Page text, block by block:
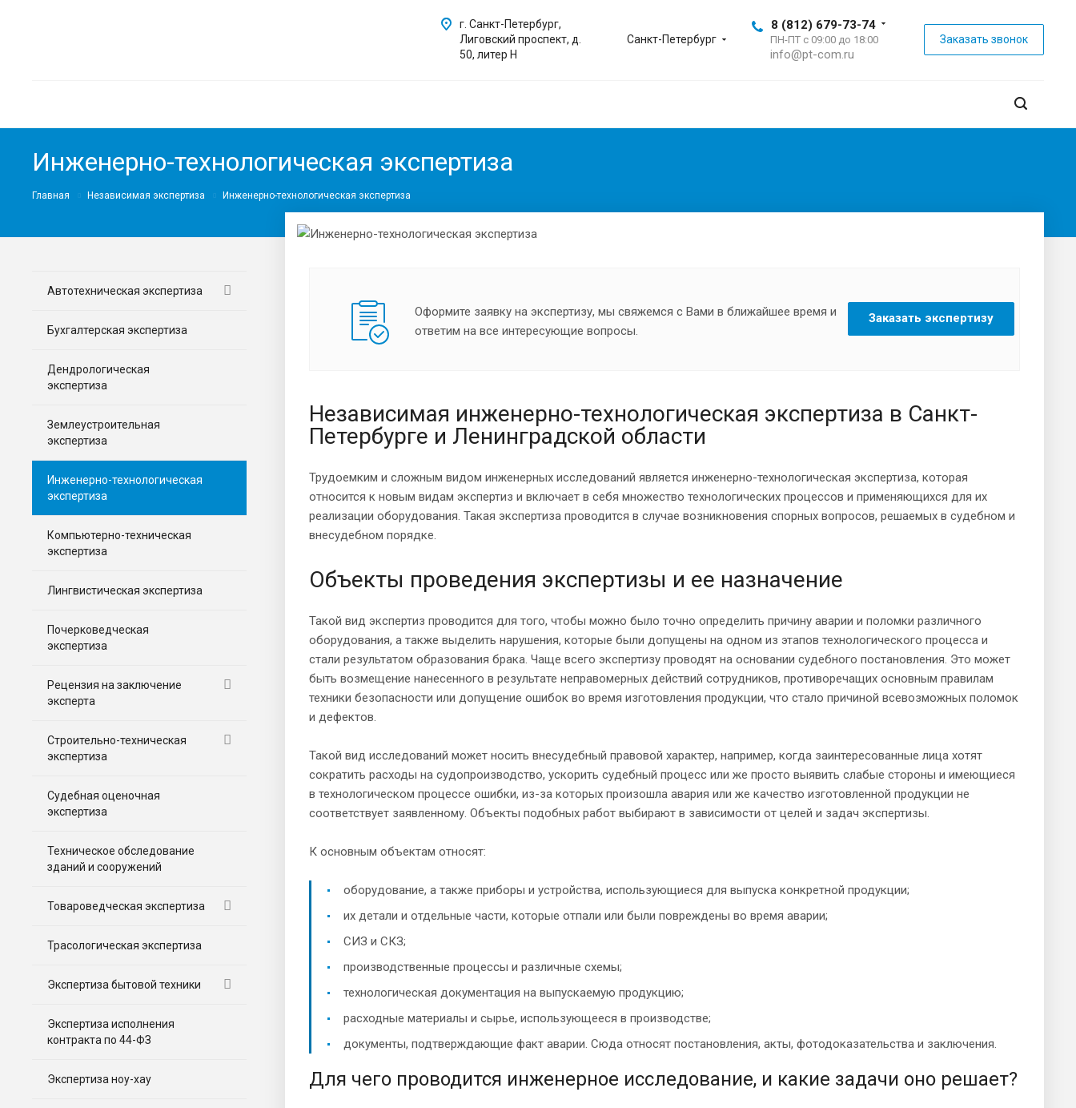
Санкт-Петербург
8 (812) 679-73-74
ПН-ПТ с 09:00 до 18:00
info@pt-com.ru
Заказать звонок
г. Санкт-Петербург,
Лиговский проспект, д.
50, литер Н
Инженерно-технологическая экспертиза
Главная Независимая экспертиза Инженерно-технологическая экспертиза
Оформите заявку на экспертизу, мы свяжемся с Вами в ближайшее время и
ответим на все интересующие вопросы.
Заказать экспертизу
Независимая инженерно-технологическая экспертиза в Санкт-
Петербурге и Ленинградской области
Трудоемким и сложным видом инженерных исследований является инженерно-технологическая экспертиза, которая
относится к новым видам экспертиз и включает в себя множество технологических процессов и применяющихся для их
реализации оборудования. Такая экспертиза проводится в случае возникновения спорных вопросов, решаемых в судебном и
внесудебном порядке.
Объекты проведения экспертизы и ее назначение
Такой вид экспертиз проводится для того, чтобы можно было точно определить причину аварии и поломки различного
оборудования, а также выделить нарушения, которые были допущены на одном из этапов технологического процесса и
стали результатом образования брака. Чаще всего экспертизу проводят на основании судебного постановления. Это может
быть возмещение нанесенного в результате неправомерных действий сотрудников, противоречащих основным правилам
техники безопасности или допущение ошибок во время изготовления продукции, что стало причиной всевозможных поломок
и дефектов.
Такой вид исследований может носить внесудебный правовой характер, например, когда заинтересованные лица хотят
сократить расходы на судопроизводство, ускорить судебный процесс или же просто выявить слабые стороны и имеющиеся
в технологическом процессе ошибки, из-за которых произошла авария или же качество изготовленной продукции не
соответствует заявленному. Объекты подобных работ выбирают в зависимости от целей и задач экспертизы.
К основным объектам относят:
оборудование, а также приборы и устройства, использующиеся для выпуска конкретной продукции;
их детали и отдельные части, которые отпали или были повреждены во время аварии;
СИЗ и СКЗ;
производственные процессы и различные схемы;
технологическая документация на выпускаемую продукцию;
расходные материалы и сырье, использующееся в производстве;
документы, подтверждающие факт аварии. Сюда относят постановления, акты, фотодоказательства и заключения.
Для чего проводится инженерное исследование, и какие задачи оно решает?
Автотехническая экспертиза
Бухгалтерская экспертиза
Дендрологическая
экспертиза
Землеустроительная
экспертиза
Инженерно-технологическая
экспертиза
Компьютерно-техническая
экспертиза
Лингвистическая экспертиза
Почерковедческая
экспертиза
Рецензия на заключение
эксперта
Строительно-техническая
экспертиза
Судебная оценочная
экспертиза
Техническое обследование
зданий и сооружений
Товароведческая экспертиза
Трасологическая экспертиза
Экспертиза бытовой техники
Экспертиза исполнения
контракта по 44-ФЗ
Экспертиза ноу-хау